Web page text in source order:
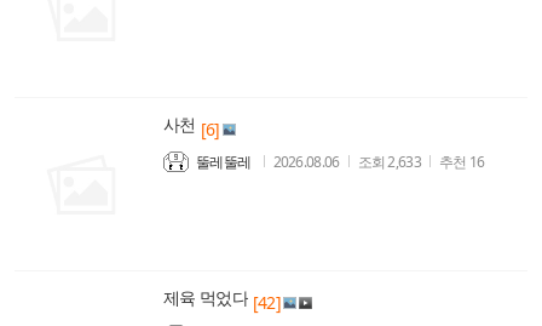
사천 [6]
뚤레뚤레 2026.08.06 조회2,633 추천 16
제육 먹었다 [42]